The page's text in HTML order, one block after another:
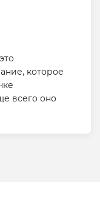
которое
всего оно